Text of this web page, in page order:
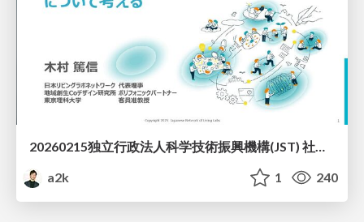
20260215独立行政法人科学技術振興機構(JST) 社会技術研究開発センター(RISTEX)ケアが根づく社会システム _公開シンポジウム
a2k
1 240